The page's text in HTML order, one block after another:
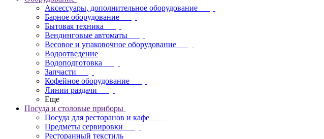
Аксессуары, дополнительное оборудование
Барное оборудование
Бытовая техника
Вендинговые автоматы
Весовое и упаковочное оборудование
Водоотведение
Водоподготовка
Запчасти
Кофейное оборудование
Линии раздачи
Еще
Посуда и столовые приборы
Посуда для ресторанов и кафе
Предметы сервировки
Ресторанный текстиль